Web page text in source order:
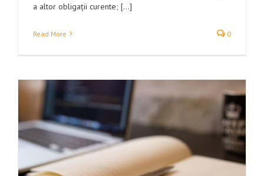
a altor obligații curente; [...]
Read More 0